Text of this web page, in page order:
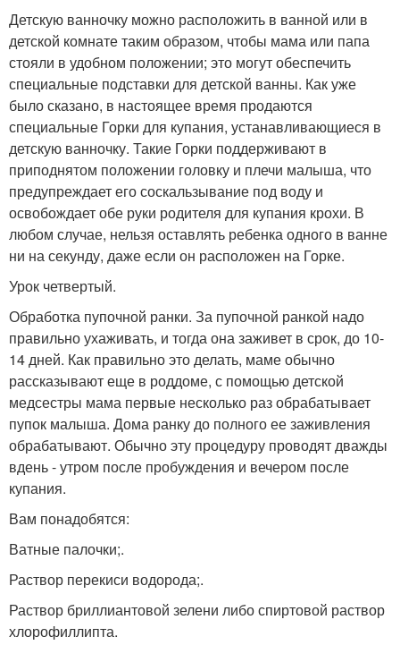
Детскую ванночку можно расположить в ванной или в
детской комнате таким образом, чтобы мама или папа
стояли в удобном положении; это могут обеспечить
специальные подставки для детской ванны. Как уже
было сказано, в настоящее время продаются
специальные Горки для купания, устанавливающиеся в
детскую ванночку. Такие Горки поддерживают в
приподнятом положении головку и плечи малыша, что
предупреждает его соскальзывание под воду и
освобождает обе руки родителя для купания крохи. В
любом случае, нельзя оставлять ребенка одного в ванне
ни на секунду, даже если он расположен на Горке.
Урок четвертый.
Обработка пупочной ранки. За пупочной ранкой надо
правильно ухаживать, и тогда она заживет в срок, до 10-
14 дней. Как правильно это делать, маме обычно
рассказывают еще в роддоме, с помощью детской
медсестры мама первые несколько раз обрабатывает
пупок малыша. Дома ранку до полного ее заживления
обрабатывают. Обычно эту процедуру проводят дважды
вдень - утром после пробуждения и вечером после
купания.
Вам понадобятся:
Ватные палочки;.
Раствор перекиси водорода;.
Раствор бриллиантовой зелени либо спиртовой раствор
хлорофиллипта.